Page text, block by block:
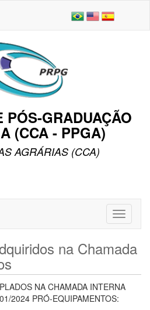
PÓS-GRADUAÇÃO
(CCA - PPGA)
AGRÁRIAS (CCA)
Toggle
na Chamada
NA CHAMADA INTERNA
2024 PRÓ-EQUIPAMENTOS: